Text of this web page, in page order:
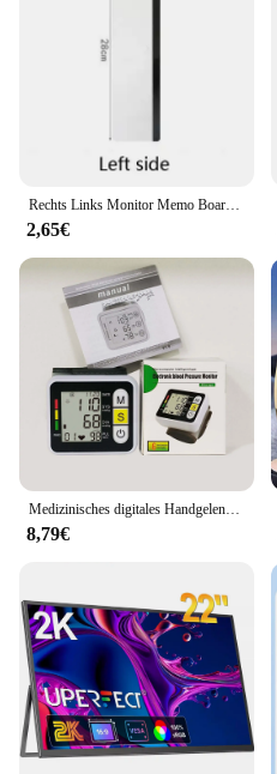
2,65€
Medizinisches digitales Handgelenk-Blutdruckmessgerät, Herzfrequenz-Pulsmesser, Messung des Blutdruckmessers, PR-LCD-Bildschirm, tragbares Gesundheitswesen
8,79€